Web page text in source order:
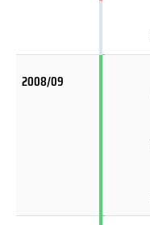
2008/09